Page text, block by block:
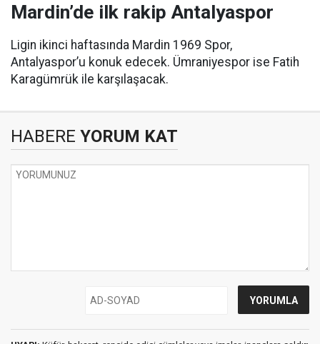
Mardin’de ilk rakip Antalyaspor
Ligin ikinci haftasında Mardin 1969 Spor,
Antalyaspor’u konuk edecek. Ümraniyespor ise Fatih
Karagümrük ile karşılaşacak.
HABERE YORUM KAT